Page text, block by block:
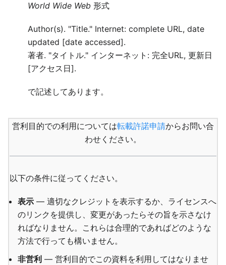
World Wide Web 形式
Author(s). "Title." Internet: complete URL, date
updated [date accessed].
著者. "タイトル." インターネット: 完全URL, 更新日
[アクセス日].
で記述してあります。
営利目的での利用については転載許諾申請からお問い合
わせください。
以下の条件に従ってください。
表示 — 適切なクレジットを表示するか、ライセンスへ
のリンクを提供し、変更があったらその旨を示さなけ
ればなりません。これらは合理的であればどのような
方法で行っても構いません。
非営利 — 営利目的でこの資料を利用してはなりませ